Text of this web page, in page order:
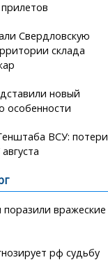
Свердловскую
склада
новый
особенности
ВСУ: потери
вражеские
рф судьбу